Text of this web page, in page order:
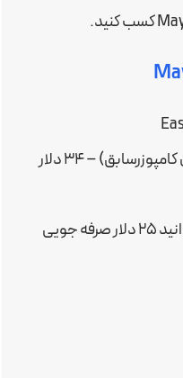
WPBakery Page Builder (ویژوال کامپوزرسابق) – ۳۴ دلار
Advanced Field Field Pro – میتوانید ۲۵ دلار صرفه جویی